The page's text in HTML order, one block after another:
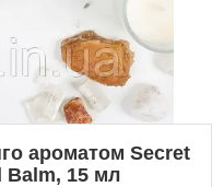
ароматом Secret
Balm, 15 мл